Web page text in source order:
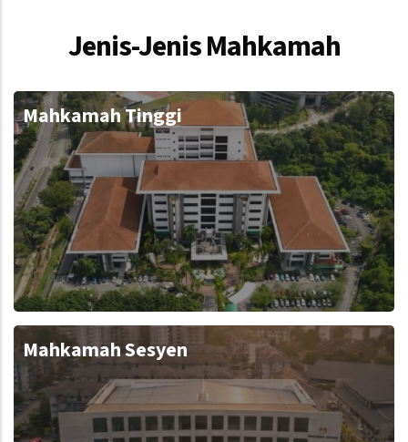
Jenis-Jenis Mahkamah
Mahkamah Tinggi
Mahkamah Sesyen